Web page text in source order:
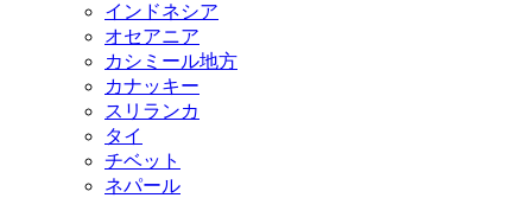
インドネシア
オセアニア
カシミール地方
カナッキー
スリランカ
タイ
チベット
ネパール